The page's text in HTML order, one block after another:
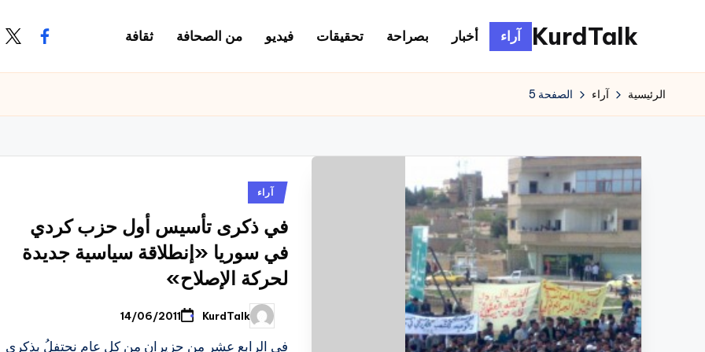
المحتوى
KurdTalk
اخبار
آراء أخبار بصراحة تحقيقات فيديو من الصحافة ثقافة
الرئيسية آراء الصفحة 5
نُشرآراء
في ذكرى تأسيس أول حزب كردي
في سوريا «إنطلاقة سياسية جديدة
لحركة الإصلاح»
تمّ
النشر
بواسطة
KurdTalk
14/06/2011
في الرابع عشر من حزيران من كل عام نحتفلُ بذكرى